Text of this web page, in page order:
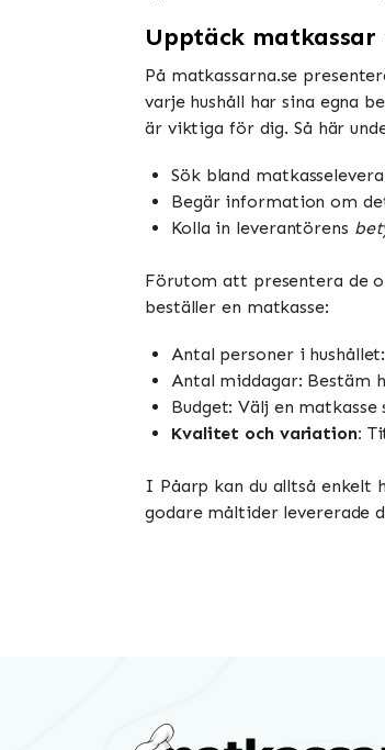
Upptäck
På matkassarna.se
varje hushåll har sina egna
är viktiga för dig. Så här
Sök bland
Begär information om
Kolla in leverantörens
Förutom att presentera de
beställer en matkasse:
Antal personer i
Antal middagar: Bestäm
Budget: Välj en
Kvalitet och variation:
I Påarp kan du alltså enkelt
godare måltider levererade